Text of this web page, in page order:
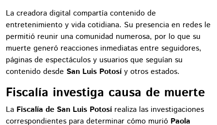
La creadora digital compartía contenido de
entretenimiento y vida cotidiana. Su presencia en redes le
permitió reunir una comunidad numerosa, por lo que su
muerte generó reacciones inmediatas entre seguidores,
páginas de espectáculos y usuarios que seguían su
contenido desde San Luis Potosí y otros estados.
Fiscalía investiga causa de muerte
La Fiscalía de San Luis Potosí realiza las investigaciones
correspondientes para determinar cómo murió Paola